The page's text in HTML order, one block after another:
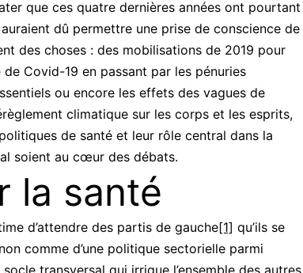
que ces quatre dernières années ont pourtant
dû permettre une prise de conscience de
des choses : des mobilisations de 2019 pour
Covid-19 en passant par les pénuries
ou encore les effets des vagues de
climatique sur les corps et les esprits,
de santé et leur rôle central dans la
soient au cœur des débats.
la santé
d’attendre des partis de gauche[1] qu’ils se
comme d’une politique sectorielle parmi